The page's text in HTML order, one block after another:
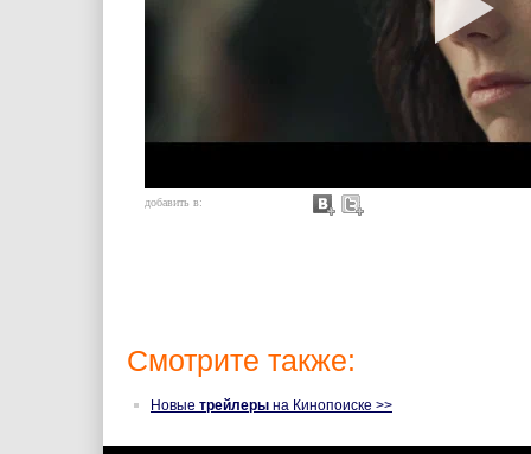
добавить в:
Смотрите также:
Новые трейлеры на Кинопоиске >>